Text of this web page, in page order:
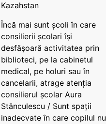
Kazahstan
Încă mai sunt școli în care
consilierii școlari își
desfășoară activitatea prin
biblioteci, pe la cabinetul
medical, pe holuri sau în
cancelarii, atrage atenția
consilierul școlar Aura
Stănculescu / Sunt spații
inadecvate în care copilul nu